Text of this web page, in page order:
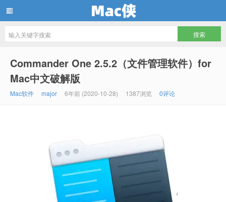
Commander One 2.5.2（文件管理软件）for
Mac中文破解版
Mac软件 major 6年前 (2020-10-28) 1387浏览 0评论